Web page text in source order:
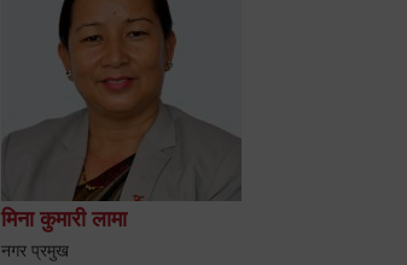
मिना कुमारी लामा
नगर प्रमुख